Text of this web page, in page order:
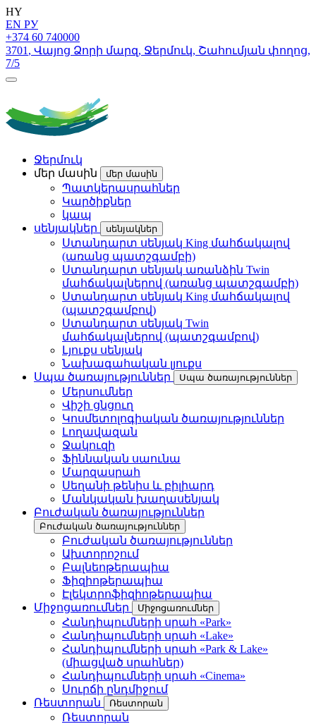
HY
EN РУ
+374 60 740000
3701 , Վայոց Ձորի մարզ, Ջերմուկ, Շահումյան փողոց,
7/5
Ջերմուկ
մեր մասին
մեր մասին
Պատկերասրահներ
Կարծիքներ
կապ
սենյակներ
սենյակներ
Ստանդարտ սենյակ King մահճակալով
(առանց պատշգամբի)
Ստանդարտ սենյակ առանձին Twin
մահճակալներով (առանց պատշգամբի)
Ստանդարտ սենյակ King մահճակալով
(պատշգամբով)
Ստանդարտ սենյակ Twin
մահճակալներով (պատշգամբով)
Լյուքս սենյակ
Նախագահական լյուքս
Սպա ծառայություններ
Սպա ծառայություններ
Մերսումներ
Վիշի ցնցուղ
Կոսմետոլոգիական ծառայություններ
Լողավազան
Ջակուզի
Ֆիննական սաունա
Մարզասրահ
Սեղանի թենիս և բիլիարդ
Մանկական խաղասենյակ
Բուժական ծառայություններ
Բուժական ծառայություններ
Բուժական ծառայություններ
Ախտորոշում
Բալնեոթերապիա
Ֆիզիոթերապիա
Էլեկտրոֆիզիոթերապիա
Միջոցառումներ
Միջոցառումներ
Հանդիպումների սրահ «Park»
Հանդիպումների սրահ «Lake»
Հանդիպումների սրահ «Park & Lake»
(միացված սրահներ)
Հանդիպումների սրահ «Cinema»
Սուրճի ընդմիջում
Ռեստորան
Ռեստորան
Ռեստորան